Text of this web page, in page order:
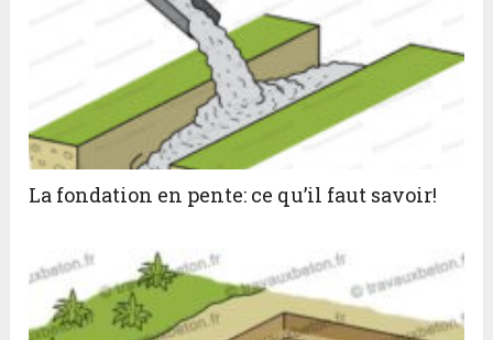
La fondation en pente: ce qu’il faut savoir!